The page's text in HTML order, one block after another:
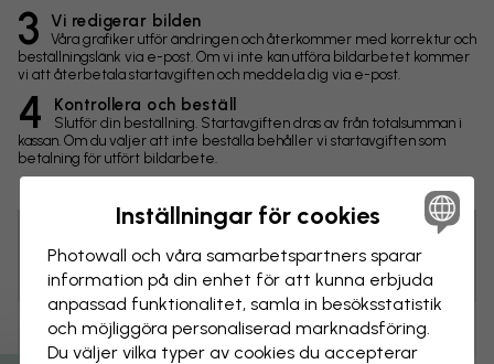
3 Vi redigerar bilden
Våra grafiker utför ändringen och återkommer med korrektur och
beställningslänk via e-post. Om vi inte kan utföra bildarbetet kommer
vi att återbetala startavgiften och meddela dig via e-post.
4 Kontrollera och beställ
Slutför din beställning. Startavgiften dras av från totalsumman i
kassan. Om du väljer att inte beställa behåller vi startavgiften som
betalning för utfört bildarbete.
Ändringar
Tips! Du kan klicka på bilden för att göra en markering och
skriva en kommentar.
Inställningar för cookies
Photowall och våra samarbets­partners sparar
information på din enhet för att kunna erbjuda
anpassad funktionalitet, samla in besöks­statistik
och möjliggöra personaliserad marknads­föring.
Du väljer vilka typer av cookies du accepterar